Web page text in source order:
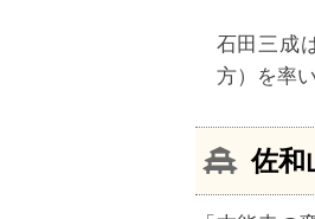
石田三成
方）を率
佐和